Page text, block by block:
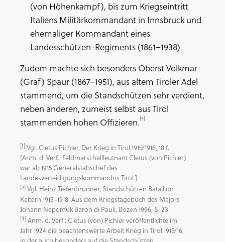
(von Höhenkampf), bis zum Kriegseintritt
Italiens Militärkommandant in Innsbruck und
ehemaliger Kommandant eines
Landesschützen-Regiments (1861–1938)
Zudem machte sich besonders Oberst Volkmar
(Graf) Spaur (1867–1951), aus altem Tiroler Adel
stammend, um die Standschützen sehr verdient,
neben anderen, zumeist selbst aus Tirol
stammenden hohen Offizieren.[4]
[1] Vgl. Cletus Pichler, Der Krieg in Tirol 1915/1916, 18 f.
[Anm. d. Verf.: Feldmarschallleutnant Cletus (von Pichler)
war ab 1915 Generalstabschef des
[2] Vgl. Heinz Tiefenbrunner, Standschützen Bataillon
Kaltern 1915–1918. Aus dem Kriegstagebuch des Majors
[3] Anm. d. Verf.: Cletus (von) Pichler veröffentlichte im
Jahr 1924 die beachtenswerte Arbeit Krieg in Tirol 1915/16,